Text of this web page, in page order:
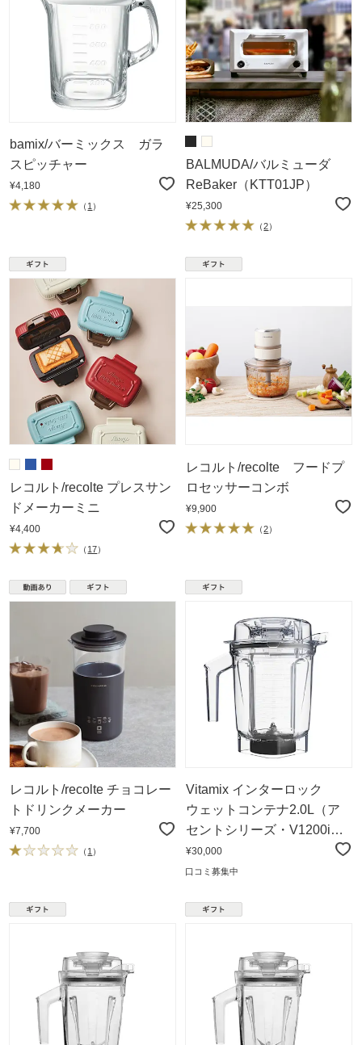
bamix/バーミックス ガラ
スピッチャー
¥4,180
（ 1 ）
BALMUDA/バルミューダ
ReBaker（KTT01JP）
¥25,300
（2）
レコルト/recolte プレスサン
ドメーカーミニ
¥4,400
（ 17）
レコルト/recolte フードプ
ロセッサーコンボ
¥9,900
（2）
レコルト/recolte チョコレー
トドリンクメーカー
¥7,700
（ 1 ）
Vitamix インターロック
ウェットコンテナ2.0L（ア
セントシリーズ・V1200i専
用）
¥30,000
口コミ募集中